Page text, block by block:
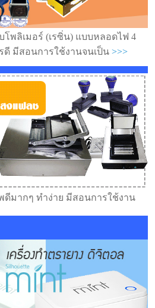
โพลิเมอร์ (เรซิ่น) แบบหลอดไฟ 4
ดี มีสอนการใช้งานจนเป็น >>>
มากๆ ทำง่าย มีสอนการใช้งาน